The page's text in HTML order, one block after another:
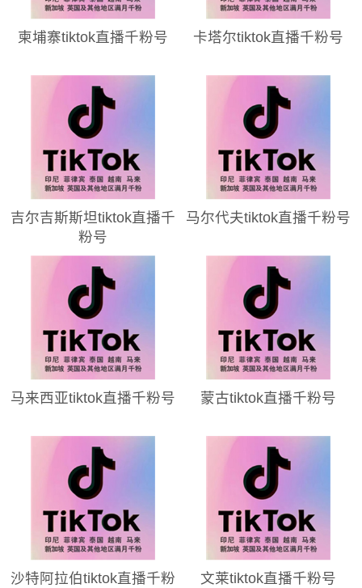
柬埔寨tiktok直播千粉号 卡塔尔tiktok直播千粉号
吉尔吉斯斯坦tiktok直播千
粉号
马尔代夫tiktok直播千粉号
马来西亚tiktok直播千粉号 蒙古tiktok直播千粉号
沙特阿拉伯tiktok直播千粉
文莱tiktok直播千粉号